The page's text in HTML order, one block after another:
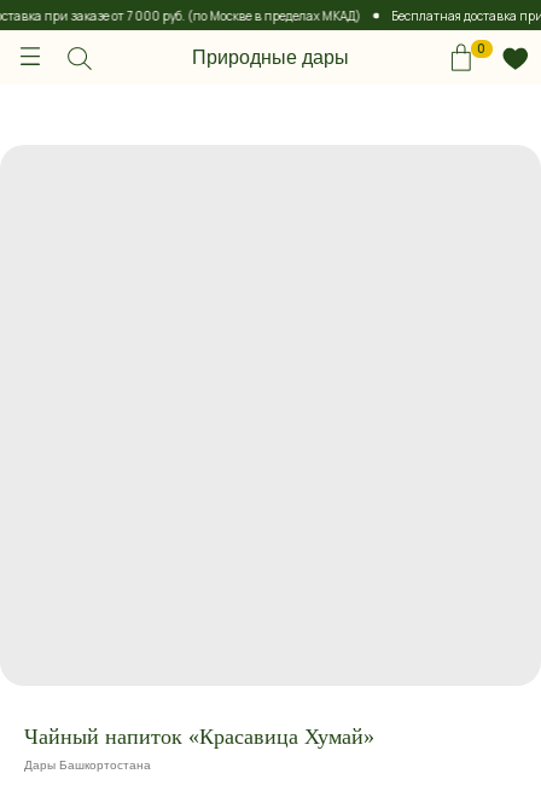
при заказе от 7 000 руб. (по Москве в пределах МКАД) Бесплатная доставка
Природные дары 0
Природные дары 0
Чайный напиток «Красавица Хумай»
Дары Башкортостана